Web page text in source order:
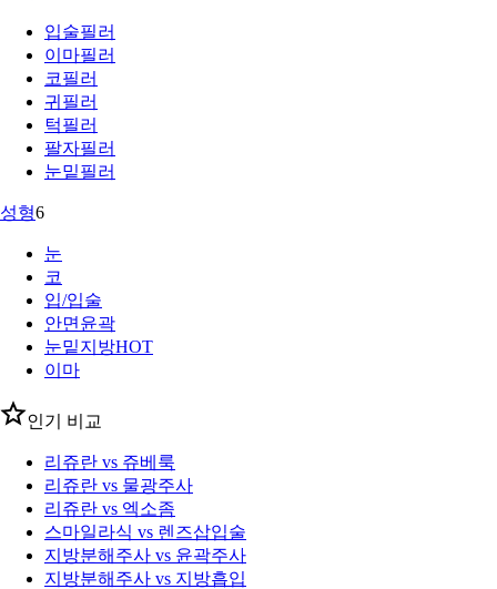
입술필러
이마필러
코필러
귀필러
턱필러
팔자필러
눈밑필러
성형6
눈
코
입/입술
안면윤곽
눈밑지방HOT
이마
인기 비교
리쥬란 vs 쥬베룩
리쥬란 vs 물광주사
리쥬란 vs 엑소좀
스마일라식 vs 렌즈삽입술
지방분해주사 vs 윤곽주사
지방분해주사 vs 지방흡입